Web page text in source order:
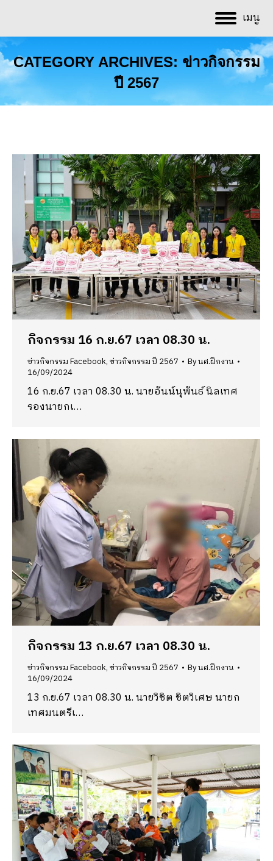
เมนู
CATEGORY ARCHIVES: ข่าวกิจกรรม
ปี 2567
You are here:
กิจกรรม 16 ก.ย.67 เวลา 08.30 น.
ข่าวกิจกรรม Facebook,ข่าวกิจกรรม ปี 2567 Byนศ.ฝึกงาน
16/09/2024
16 ก.ย.67 เวลา 08.30 น. นายอันน์นุพันธ์ นิลเทศ
รองนายกเ…
กิจกรรม 13 ก.ย.67 เวลา 08.30 น.
ข่าวกิจกรรม Facebook,ข่าวกิจกรรม ปี 2567 Byนศ.ฝึกงาน
16/09/2024
13 ก.ย.67 เวลา 08.30 น. นายวิชิต ชิตวิเศษ นายก
เทศมนตรีเ…